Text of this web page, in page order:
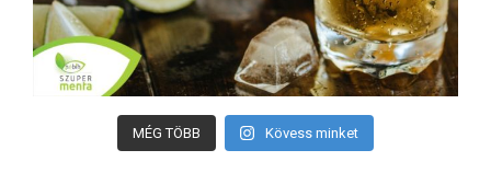
MÉG TÖBB Kövess minket